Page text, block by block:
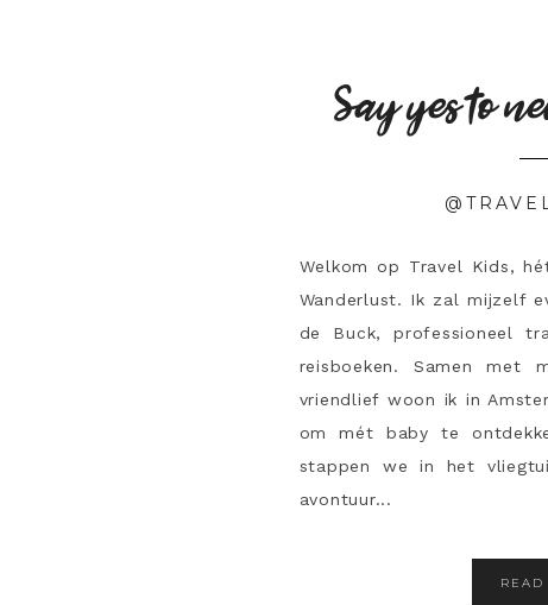
Say yes to
Welkom op Travel Kids,
Wanderlust. Ik zal mijzelf
de Buck, professioneel
reisboeken. Samen met
vriendlief woon ik in
om mét baby te
stappen we in het
avontuur...
READ